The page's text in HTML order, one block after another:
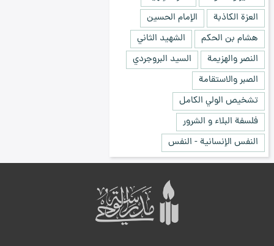
العزة الكاذبة
الإمام الحسين
هشام بن الحكم
الشهيد الثاني
النصر والهزيمة
السيد البروجردي
الصبر والاستقامة
تشخيص الولي الكامل
فلسفة البلاء و الشرور
النفس الإنسانية - النفس